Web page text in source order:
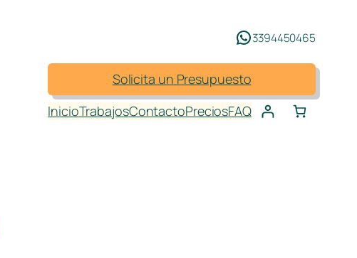
3394450465
Solicita un Presupuesto
InicioTrabajosContactoPreciosFAQ